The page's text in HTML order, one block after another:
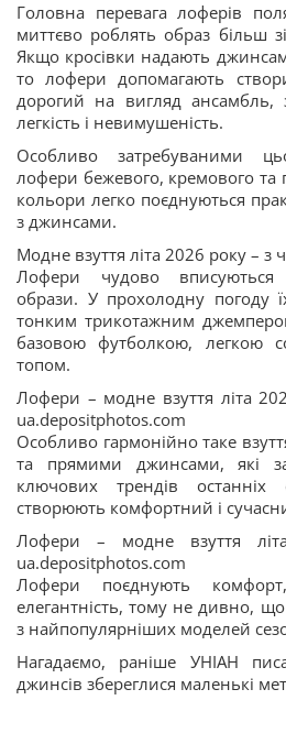
Головна перевага лоферів
миттєво роблять образ більш
Якщо кросівки надають
то лофери допомагають
дорогий на вигляд ансамбль,
легкість і невимушеність.
Особливо затребуваними
лофери бежевого, кремового та
кольори легко поєднуються
з джинсами.
Модне взуття літа 2026 року –
Лофери чудово вписуються
образи. У прохолодну погоду
тонким трикотажним
базовою футболкою, легкою
топом.
Лофери – модне взуття літа
ua.depositphotos.com
Особливо гармонійно таке
та прямими джинсами, які
ключових трендів
створюють комфортний і
Лофери – модне взуття
ua.depositphotos.com
Лофери поєднують комфорт,
елегантність, тому не дивно,
з найпопулярніших моделей
Нагадаємо, раніше УНІАН
джинсів збереглися маленькі